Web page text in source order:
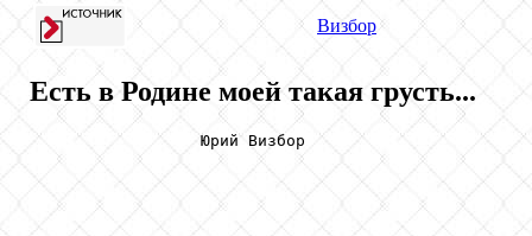
Визбор
Есть в Родине моей такая грусть...
                  Юрий Визбор